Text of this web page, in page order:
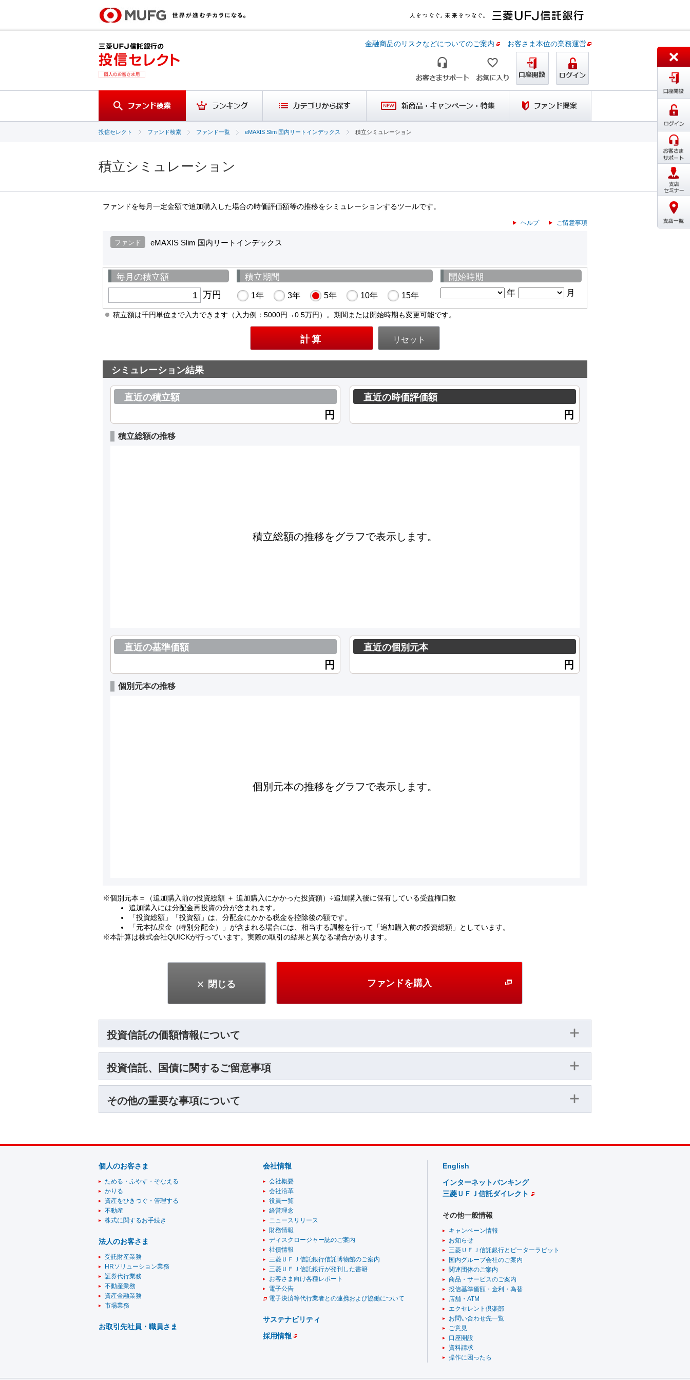
金融商品のリスクなどについてのご案内 お客さま本位の業務運営
投信セレクト ファンド検索 ファンド一覧 eMAXIS Slim 国内リートインデックス 積立シミュレーション
積立シミュレーション
閉じる ファンドを購入
投資信託の価額情報について
投資信託、国債に関するご留意事項
その他の重要な事項について
個人のお客さま
ためる・ふやす・そなえる
かりる
資産をひきつぐ・管理する
不動産
株式に関するお手続き
法人のお客さま
受託財産業務
HRソリューション業務
証券代行業務
不動産業務
資産金融業務
市場業務
お取引先社員・職員さま
会社情報
会社概要
会社沿革
役員一覧
経営理念
ニュースリリース
財務情報
ディスクロージャー誌のご案内
社債情報
三菱ＵＦＪ信託銀行信託博物館のご案内
三菱ＵＦＪ信託銀行が発刊した書籍
お客さま向け各種レポート
電子公告
電子決済等代行業者との連携および協働について
サステナビリティ
採用情報
English
インターネットバンキング
三菱ＵＦＪ信託ダイレクト
その他一般情報
キャンペーン情報
お知らせ
三菱ＵＦＪ信託銀行とピーターラビット
国内グループ会社のご案内
関連団体のご案内
商品・サービスのご案内
投信基準価額・金利・為替
店舗・ATM
エクセレント倶楽部
お問い合わせ先一覧
ご意見
口座開設
資料請求
操作に困ったら